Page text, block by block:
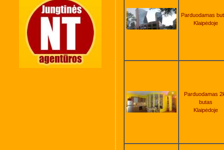
Parduodamas
Klaipėdoje
Parduodamas
butas
Klaipėdoje